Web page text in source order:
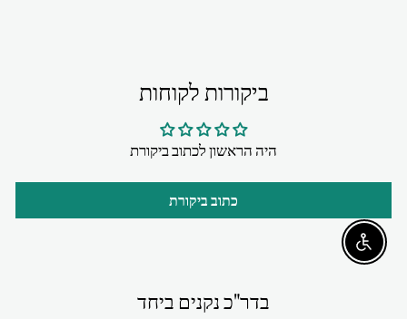
ביקורות לקוחות
היה הראשון לכתוב ביקורת
כתוב ביקורת
בדר"כ נקנים ביחד
Enable accessibility